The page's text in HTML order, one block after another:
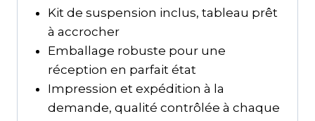
Kit de suspension inclus, tableau prêt
à accrocher
Emballage robuste pour une
réception en parfait état
Impression et expédition à la
demande, qualité contrôlée à chaque